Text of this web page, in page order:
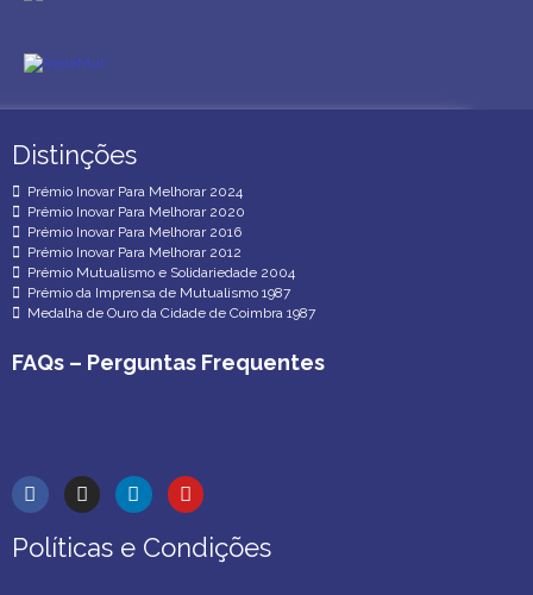
Distinções
Distinções
Prémio Inovar Para Melhorar 2024
Prémio Inovar Para Melhorar 2020
Prémio Inovar Para Melhorar 2016
Prémio Inovar Para Melhorar 2012
Prémio Mutualismo e Solidariedade 2004
Prémio da Imprensa de Mutualismo 1987
Medalha de Ouro da Cidade de Coimbra 1987
FAQs – Perguntas Frequentes
Políticas e Condições
Políticas e Condições